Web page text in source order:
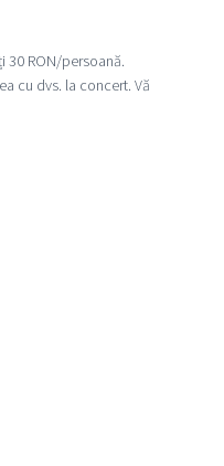
30 RON/persoană.
cu dvs. la concert. Vă